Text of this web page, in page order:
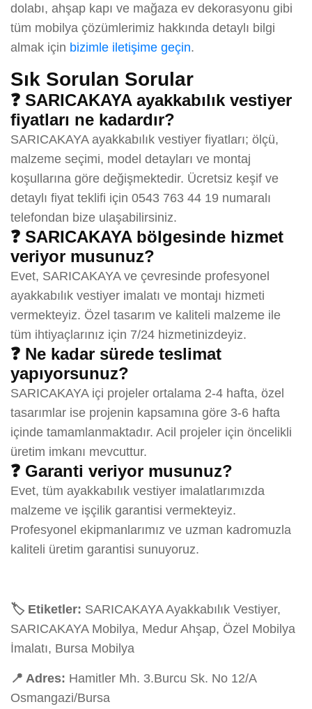
dolabı, ahşap kapı ve mağaza ev dekorasyonu gibi
tüm mobilya çözümlerimiz hakkında detaylı bilgi
almak için bizimle iletişime geçin.
Sık Sorulan Sorular
❓ SARICAKAYA ayakkabılık vestiyer
fiyatları ne kadardır?
SARICAKAYA ayakkabılık vestiyer fiyatları; ölçü,
malzeme seçimi, model detayları ve montaj
koşullarına göre değişmektedir. Ücretsiz keşif ve
detaylı fiyat teklifi için 0543 763 44 19 numaralı
telefondan bize ulaşabilirsiniz.
❓ SARICAKAYA bölgesinde hizmet
veriyor musunuz?
Evet, SARICAKAYA ve çevresinde profesyonel
ayakkabılık vestiyer imalatı ve montajı hizmeti
vermekteyiz. Özel tasarım ve kaliteli malzeme ile
tüm ihtiyaçlarınız için 7/24 hizmetinizdeyiz.
❓ Ne kadar sürede teslimat
yapıyorsunuz?
SARICAKAYA içi projeler ortalama 2-4 hafta, özel
tasarımlar ise projenin kapsamına göre 3-6 hafta
içinde tamamlanmaktadır. Acil projeler için öncelikli
üretim imkanı mevcuttur.
❓ Garanti veriyor musunuz?
Evet, tüm ayakkabılık vestiyer imalatlarımızda
malzeme ve işçilik garantisi vermekteyiz.
Profesyonel ekipmanlarımız ve uzman kadromuzla
kaliteli üretim garantisi sunuyoruz.
🏷️ Etiketler: SARICAKAYA Ayakkabılık Vestiyer,
SARICAKAYA Mobilya, Medur Ahşap, Özel Mobilya
İmalatı, Bursa Mobilya
📍 Adres: Hamitler Mh. 3.Burcu Sk. No 12/A
Osmangazi/Bursa